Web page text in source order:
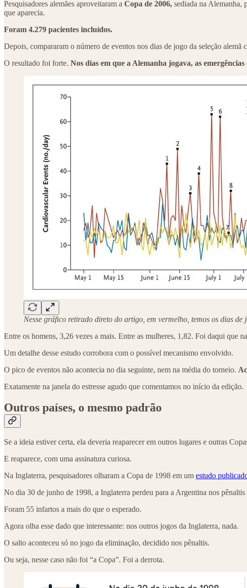
Pesquisadores alemães aproveitaram a Copa de 2006, sediada na Alemanha,
que aparecia.
Foram 4.279 pacientes incluídos.
Depois, compararam o número de eventos nos dias de jogo da seleção
O resultado foi forte. Nos dias em que a Alemanha jogava, as
Nesse gráfico retirado direto do artigo, em vermelho, temos os dias
Entre os homens, 3,26 vezes a mais. Entre as mulheres, 1,82. Foi daqui que
Um detalhe desse estudo corrobora com o possível mecanismo envolvido.
O pico de eventos não acontecia no dia seguinte, nem na média do torneio.
Exatamente na janela do estresse agudo que comentamos no início da edição.
Outros países, o mesmo padrão
Se a ideia estiver certa, ela deveria reaparecer em outros lugares e outras
E reaparece, com uma assinatura curiosa.
Na Inglaterra, pesquisadores olharam a Copa de 1998 em um estudo
No dia 30 de junho de 1998, a Inglaterra perdeu para a Argentina nos
Foram 55 infartos a mais do que o esperado.
Agora olha esse dado que interessante: nos outros jogos da Inglaterra, nada.
O salto aconteceu só no jogo da eliminação, decidido nos pênaltis.
Ou seja, nesse caso não foi “a Copa”. Foi a derrota.